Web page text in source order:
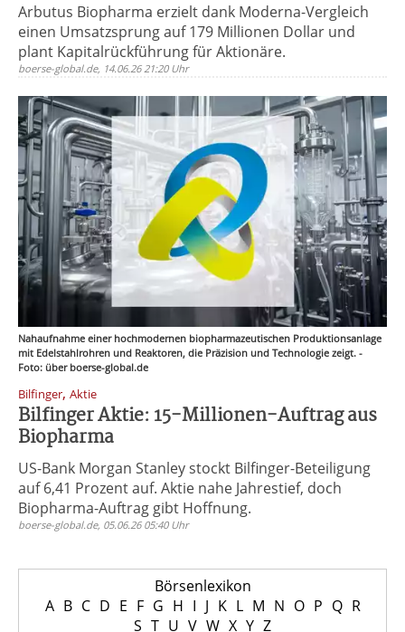
Arbutus Biopharma erzielt dank Moderna-Vergleich
einen Umsatzsprung auf 179 Millionen Dollar und
plant Kapitalrückführung für Aktionäre.
boerse-global.de, 14.06.26 21:20 Uhr
Nahaufnahme einer hochmodernen biopharmazeutischen Produktionsanlage
mit Edelstahlrohren und Reaktoren, die Präzision und Technologie zeigt. -
Foto: über boerse-global.de
Bilfinger, Aktie
Bilfinger Aktie: 15-Millionen-Auftrag aus
Biopharma
US-Bank Morgan Stanley stockt Bilfinger-Beteiligung
auf 6,41 Prozent auf. Aktie nahe Jahrestief, doch
Biopharma-Auftrag gibt Hoffnung.
boerse-global.de, 05.06.26 05:40 Uhr
Börsenlexikon
A B C D E F G H I J K L M N O P Q R
S T U V W X Y Z